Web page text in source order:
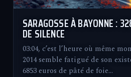
SARAGOSSE À BAYONNE :
DE SILENCE
03:04, c’est l’heure où même
2014 semble fatigué de son
6853 euros de pâté de foie…